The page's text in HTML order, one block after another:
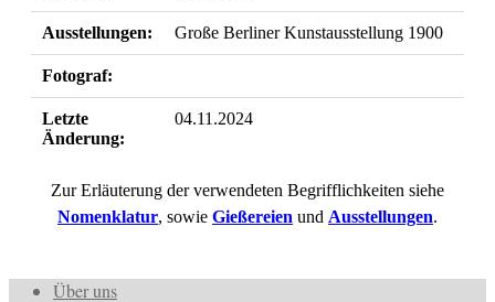
Ausstellungen: Große Berliner Kunstausstellung 1900
Fotograf:
Letzte
Änderung:
04.11.2024
Zur Erläuterung der verwendeten Begrifflichkeiten siehe
Nomenklatur, sowie Gießereien und Ausstellungen.
Über uns